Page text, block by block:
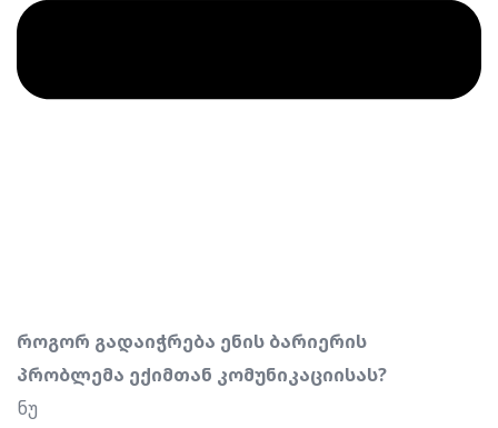
როგორ გადაიჭრება ენის ბარიერის
პრობლემა ექიმთან კომუნიკაციისას?
ნუ